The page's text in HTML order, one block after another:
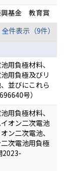
基金 教育賞
全件表示（9件）
用負極材料、
用負極及びリ
並びにこれら
号）
用負極材料、
オン二次電池
ン二次電池、
次電池用負極
2023-